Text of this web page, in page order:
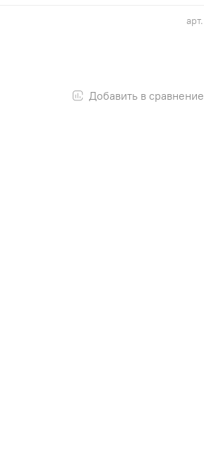
арт.
Добавить в сравнение